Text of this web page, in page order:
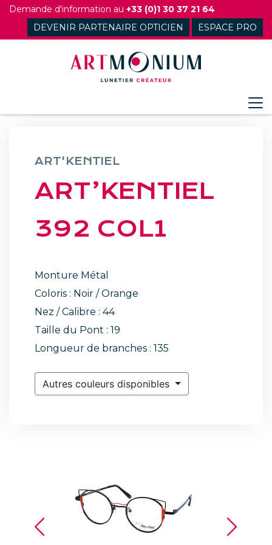
Skip
content
Demande d'information au +33 (0)1 30 37 21 64
DEVENIR PARTENAIRE OPTICIEN
ESPACE PRO
ART'KENTIEL
ART’KENTIEL
392 COL1
Monture Métal
Coloris : Noir / Orange
Nez / Calibre : 44
Taille du Pont : 19
Longueur de branches : 135
Autres couleurs disponibles